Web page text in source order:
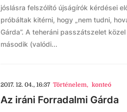
jóslásra felszólító újságírók kérdései
próbáltak kitérni, hogy „nem tudni,
Gárda”. A teheráni passzátszelet
második (valódi...
2017. 12. 04., 16:37 Történelem, konteó
Az iráni Forradalmi Gárda